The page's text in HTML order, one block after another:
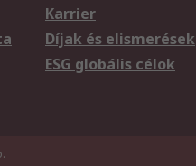
Karrier
Díjak és elismerések
ESG globális célok